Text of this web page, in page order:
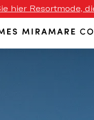
hier Resortmode,